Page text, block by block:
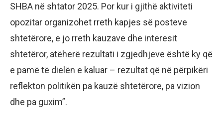
SHBA në shtator 2025. Por kur i gjithë aktiviteti
opozitar organizohet rreth kapjes së posteve
shtetërore, e jo rreth kauzave dhe interesit
shtetëror, atëherë rezultati i zgjedhjeve është ky që
e pamë të dielën e kaluar – rezultat që në përpikëri
reflekton politikën pa kauzë shtetërore, pa vizion
dhe pa guxim”.